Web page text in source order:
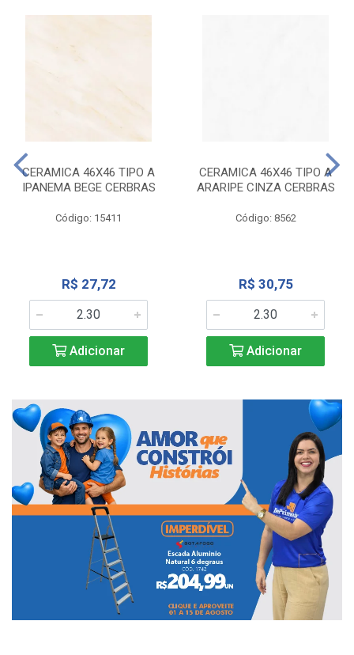
CERAMICA 46X46 TIPO A
IPANEMA BEGE CERBRAS
Código: 15411
R$ 27,72
Adicionar
CERAMICA 46X46 TIPO A
ARARIPE CINZA CERBRAS
Código: 8562
R$ 30,75
Adicionar